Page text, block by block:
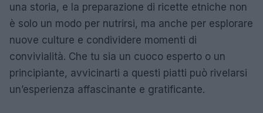
una storia, e la preparazione di ricette etniche non
è solo un modo per nutrirsi, ma anche per esplorare
nuove culture e condividere momenti di
convivialità. Che tu sia un cuoco esperto o un
principiante, avvicinarti a questi piatti può rivelarsi
un’esperienza affascinante e gratificante.